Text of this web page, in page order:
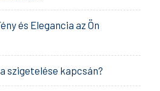
és Elegancia az Ön
szigetelése kapcsán?